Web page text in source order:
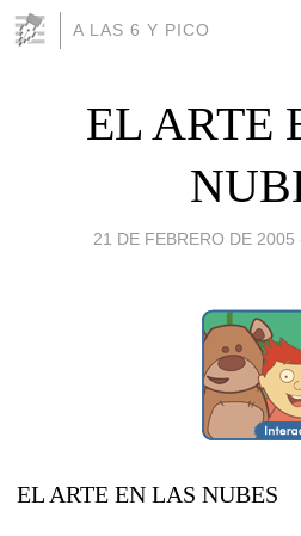
A LAS 6 Y PICO
EL ARTE
21 DE FEBRERO DE 2005
EL ARTE EN LAS NUBES